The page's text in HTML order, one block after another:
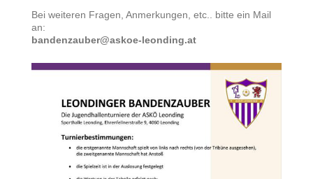
Bei weiteren Fragen, Anmerkungen, etc.. bitte ein Mail
an:
bandenzauber@askoe-leonding.at